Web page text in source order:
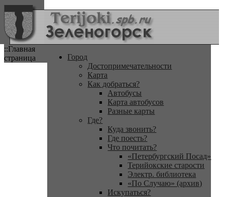
::Главная
страница
Город
Достопримечательности
Карта
Как добраться?
Автобусы
Карта автобусов
Разные карты
Где?
Куда звонить?
Где поесть?
Что почитать?
«Петербургский Посад»
Терийокские старости
Электр. библиотека
«По Случаю» (архив)
Искупаться?